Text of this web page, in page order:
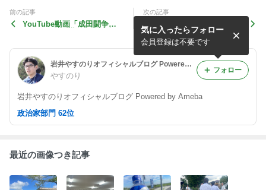
前の記事
YouTube動画「成田闘争の
ました
次の記事
県収用委員会会長襲撃事件を
調べてみた
岩井やすのりオフィシャルブログ Powered by Ameba
やすのり
岩井やすのりオフィシャルブログ Powered by Ameba
気に入ったらフォロー
会員登録は不要です
フォロー
政治家部門 62位
最近の画像つき記事